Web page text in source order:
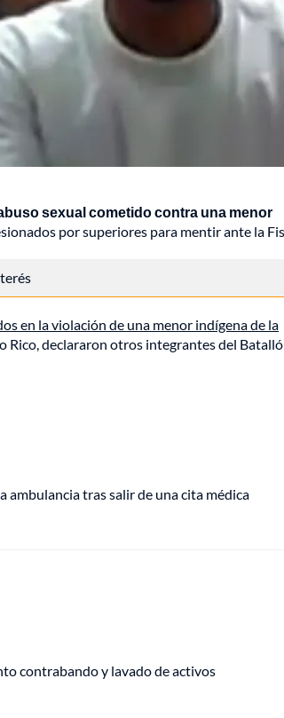
sexual cometido contra una menor
por superiores para mentir ante la
en la violación de una menor indígena de la
Rico, declararon otros integrantes del
ambulancia tras salir de una cita médica
contrabando y lavado de activos